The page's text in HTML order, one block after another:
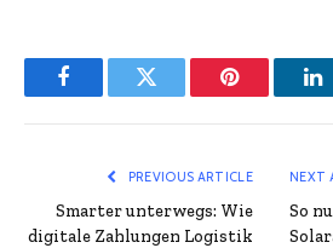
FacebookTwitter Pinterest
PREVIOUS ARTICLE
Smarter unterwegs: Wie
digitale Zahlungen Logistik
NEXT
So